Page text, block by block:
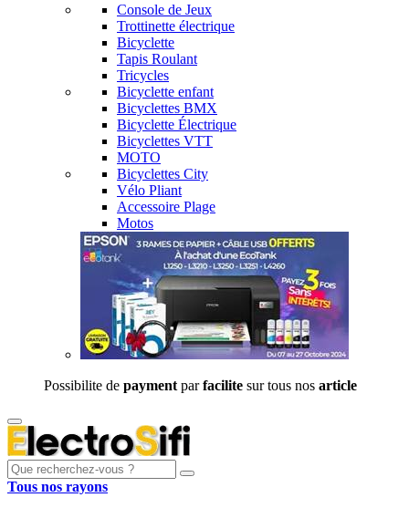
Console de Jeux
Trottinette électrique
Bicyclette
Tapis Roulant
Tricycles
Bicyclette enfant
Bicyclettes BMX
Bicyclette Électrique
Bicyclettes VTT
MOTO
Bicyclettes City
Vélo Pliant
Accessoire Plage
Motos
Possibilite de payment parfacilite sur tous nos article
Tous nos rayons